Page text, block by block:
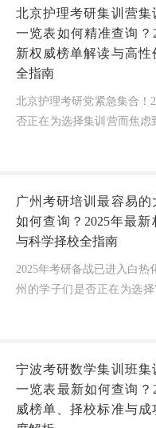
北京护理考研集训营集
一览表如何精准查询？
新权威榜单解读与高性
全指南
北京护理考研党紧急集合！
否正在为选择集训营而焦
广州考研培训最容易的
如何查询？2025年最新
与科学择校全指南
2025年考研备战已进入白热
州的学子们是否正在为选
宁波考研数学集训班集
一览表最新如何查询？
威榜单、择校标准与成